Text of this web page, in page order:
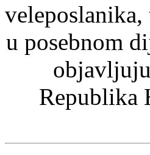
u posebnom
Republika